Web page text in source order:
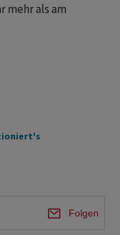
mehr als am
Folgen